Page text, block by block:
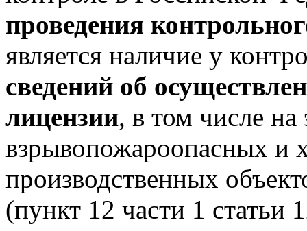
проведения
является наличие у
сведений об
лицензии, в том числе
взрывопожароопасных и
производственных
(пункт 12 части 1 статьи